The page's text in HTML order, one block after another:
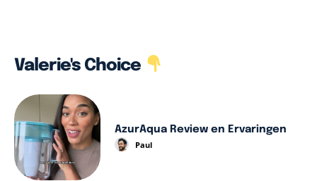
Valerie's Choice
AzurAqua Review en Ervaringen
Paul